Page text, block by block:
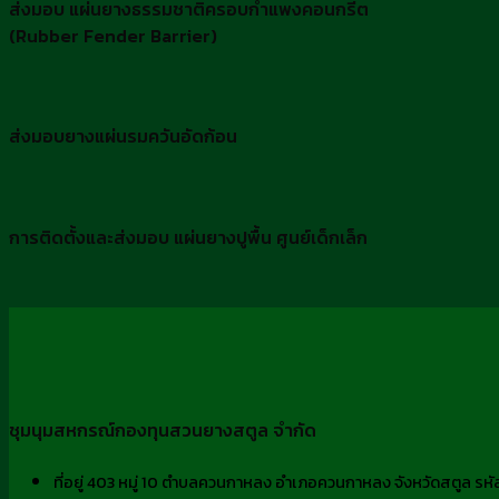
ส่งมอบ แผ่นยางธรรมชาติครอบกำแพงคอนกรีต
(Rubber Fender Barrier)
ส่งมอบยางแผ่นรมควันอัดก้อน
การติดตั้งและส่งมอบ แผ่นยางปูพื้น ศูนย์เด็กเล็ก
ชุมนุมสหกรณ์กองทุนสวนยางสตูล จำกัด
ที่อยู่ 403 หมู่ 10 ตำบลควนกาหลง อำเภอควนกาหลง จังหวัดสตูล